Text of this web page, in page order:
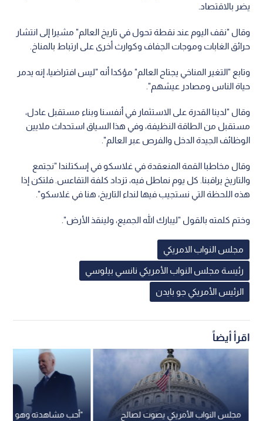
يضر بالاقتصاد.
وقال "نقف اليوم عند نقطة تحول في تاريخ العالم" مشيرا إلى انتشار
حرائق الغابات وموجات الجفاف وكوارث أخرى على ارتباط بالمناخ.
وتابع "التغير المناخي يجتاح العالم" مؤكدا أنه "ليس افتراضيا، إنه يدمر
حياة الناس ومصادر عيشهم".
وقال "لدينا القدرة على الاستثمار في أنفسنا وبناء مستقبل عادل،
مستقبل من الطاقة النظيفة، وفي هذا السياق استحداث ملايين
الوظائف الجيدة الدخل والفرص عبر العالم".
وقال مخاطبا القمة المنعقدة في غلاسكو في إسكتلندا "نجتمع
والتاريخ يراقبنا. كل يوم نماطل فيه، تزداد كلفة التقاعس. فلتكن إذا
هذه اللحظة التي نستجيب فيها لنداء التاريخ، هنا في غلاسكو".
وختم كلمته بالقول "ليبارك الله الجميع، ولينقذ الأرض".
مجلس النواب الامريكي
رئيسة مجلس النواب الأمريكي نانسي بيلوسي
الرئيس الأمريكي جو بايدن
اقرأ أيضاً
"أحب مشاهدته وهو مجلس النواب الأمريكي يصوت لصالح